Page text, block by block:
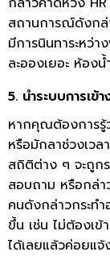
สถานการณ์ดังกล่า
มีการนินทาระหว่
ละอองเยอะ ห้อง
5. นำระบบการเข้
หากคุณต้องการรู้
หรือมักลาช่วงเวล
สถิติต่าง ๆ จะถูกร
สอบถาม หรือกล่
คนดังกล่าวกระท
ขึ้น เช่น ไม่ต้องเ
ได้เลยแล้วค่อยแ